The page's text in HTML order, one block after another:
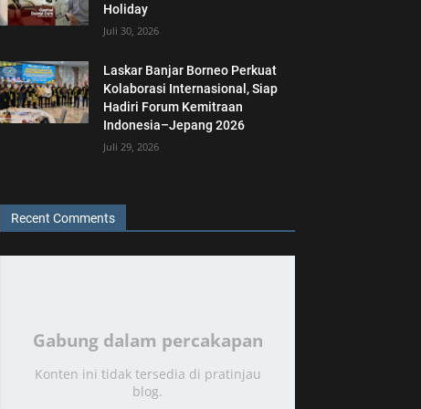
Holiday
Juli 30, 2026
Laskar Banjar Borneo Perkuat
Kolaborasi Internasional, Siap
Hadiri Forum Kemitraan
Indonesia–Jepang 2026
Juli 29, 2026
Recent Comments
Gabung dalam percakapan
Konten ini tidak tersedia di pratinjau
blog.